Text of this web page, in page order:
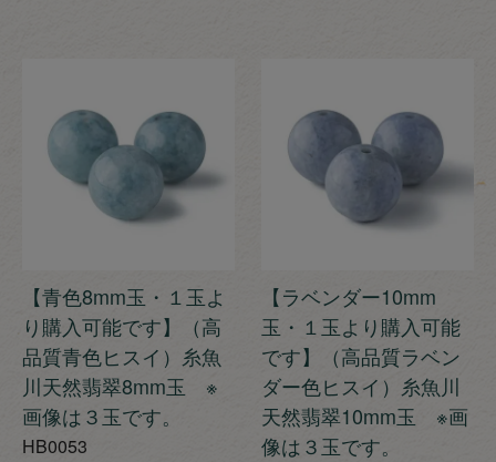
【青色8mm玉・１玉よ
り購入可能です】（高
品質青色ヒスイ）糸魚
川天然翡翠8mm玉 ※
画像は３玉です。
HB0053
【ラベンダー10mm
玉・１玉より購入可能
です】（高品質ラベン
ダー色ヒスイ）糸魚川
天然翡翠10mm玉 ※画
像は３玉です。